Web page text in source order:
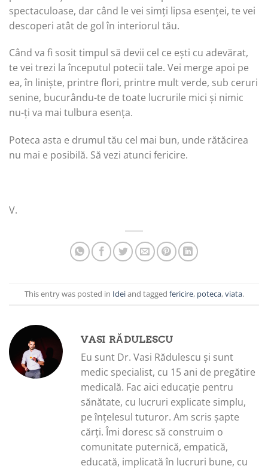
spectaculoase, dar când le vei simți lipsa esenței, te vei
descoperi atât de gol în interiorul tău.
Când va fi sosit timpul să devii cel ce ești cu adevărat,
te vei trezi la începutul potecii tale. Vei merge apoi pe
ea, în liniște, printre flori, printre mult verde, sub ceruri
senine, bucurându-te de toate lucrurile mici și nimic
nu-ți va mai tulbura esența.
Poteca asta e drumul tău cel mai bun, unde rătăcirea
nu mai e posibilă. Să vezi atunci fericire.
V.
This entry was posted in Ideiand tagged fericire, poteca,viata.
VASI RĂDULESCU
Eu sunt Dr. Vasi Rădulescu și sunt
medic specialist, cu 15 ani de pregătire
medicală. Fac aici educație pentru
sănătate, cu lucruri explicate simplu,
pe înțelesul tuturor. Am scris șapte
cărți. Îmi doresc să construim o
comunitate puternică, empatică,
educată, implicată în lucruri bune, cu